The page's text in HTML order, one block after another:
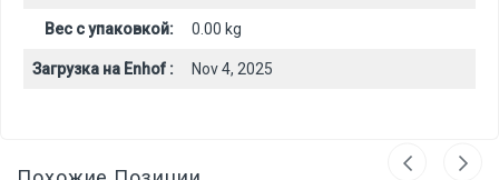
Вес с упаковкой: 0.00 kg
Загрузка на Enhof : Nov 4, 2025